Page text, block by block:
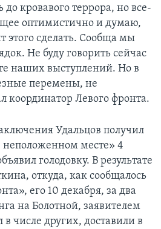
кровавого террора, но все-
оптимистично и думаю,
этого сделать. Сообща мы
Не буду говорить сейчас
наших выступлений. Но в
перемены, не
координатор Левого фронта.
Удальцов получил
неположенном месте» 4
голодовку. В результате
откуда, как сообщалось
его 10 декабря, за два
на Болотной, заявителем
в числе других, доставили в